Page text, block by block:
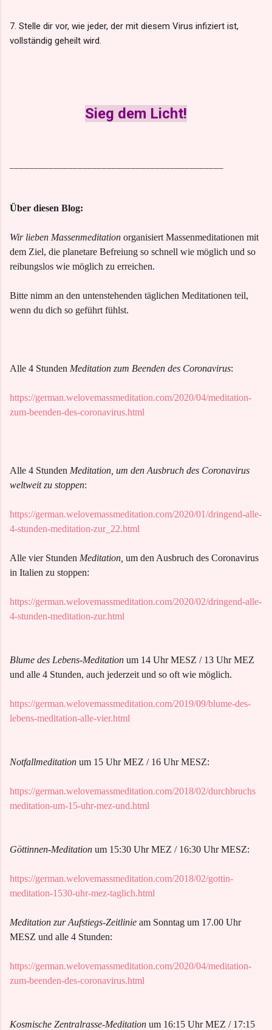
7. Stelle dir vor, wie jeder, der mit diesem Virus infiziert ist,
vollständig geheilt wird.
Sieg dem Licht!
Über diesen Blog:
Wir lieben Massenmeditation organisiert Massenmeditationen mit
dem Ziel, die planetare Befreiung so schnell wie möglich und so
reibungslos wie möglich zu erreichen.
Bitte nimm an den untenstehenden täglichen Meditationen teil,
wenn du dich so geführt fühlst.
Alle 4 Stunden Meditation zum Beenden des Coronavirus:
https://german.welovemassmeditation.com/2020/04/meditation-
zum-beenden-des-coronavirus.html
Alle 4 Stunden Meditation, um den Ausbruch des Coronavirus
weltweit zu stoppen:
https://german.welovemassmeditation.com/2020/01/dringend-alle-
4-stunden-meditation-zur_22.html
Alle vier Stunden Meditation, um den Ausbruch des Coronavirus
in Italien zu stoppen:
https://german.welovemassmeditation.com/2020/02/dringend-alle-
4-stunden-meditation-zur.html
Blume des Lebens-Meditation um 14 Uhr MESZ / 13 Uhr MEZ
und alle 4 Stunden, auch jederzeit und so oft wie möglich.
https://german.welovemassmeditation.com/2019/09/blume-des-
lebens-meditation-alle-vier.html
Notfallmeditation um 15 Uhr MEZ / 16 Uhr MESZ:
https://german.welovemassmeditation.com/2018/02/durchbruchs
meditation-um-15-uhr-mez-und.html
Göttinnen-Meditation um 15:30 Uhr MEZ / 16:30 Uhr MESZ:
https://german.welovemassmeditation.com/2018/02/gottin-
meditation-1530-uhr-mez-taglich.html
Meditation zur Aufstiegs-Zeitlinie am Sonntag um 17.00 Uhr
MESZ und alle 4 Stunden:
https://german.welovemassmeditation.com/2020/04/meditation-
zum-beenden-des-coronavirus.html
Kosmische Zentralrasse-Meditation um 16:15 Uhr MEZ / 17:15